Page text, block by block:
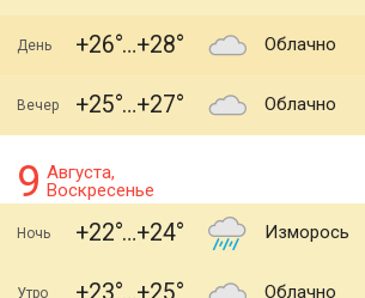
День +26 +28 Облачно
Вечер +25 +27 Облачно
9 Августа,
Воскресенье
Ночь +22 +24 Изморось
Утро Облачно